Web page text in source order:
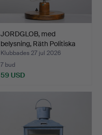
JORDGLOB, med
belysning, Räth Politiska
Jo…
Klubbades 27 jul 2026
7 bud
59 USD